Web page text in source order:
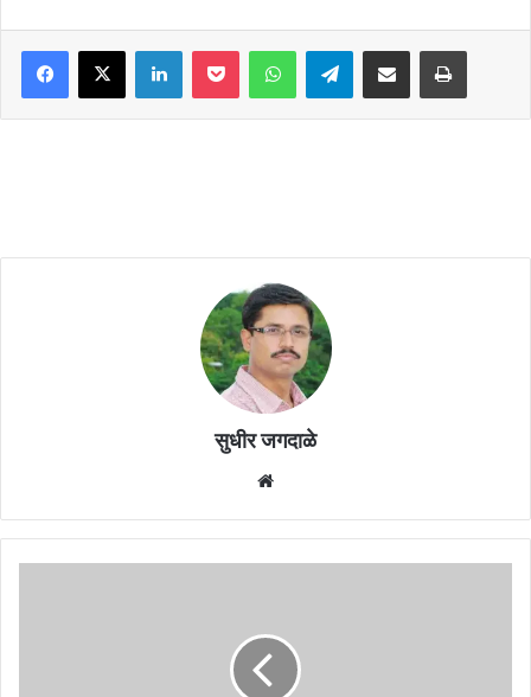
Facebook
X LinkedInPocket WhatsAppTelegramShare via Email Print
सुधीर जगदाळे